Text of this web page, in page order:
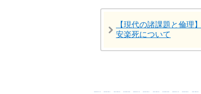
【現代の諸課題と倫理
安楽死について